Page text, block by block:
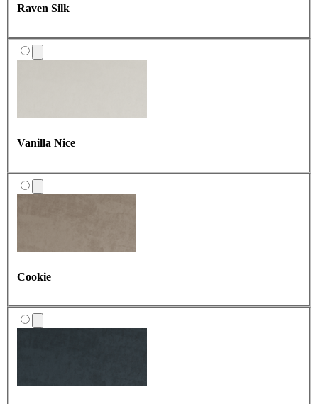
Aqua
Celestial Ink
Raven Silk
Vanilla Nice
Cookie